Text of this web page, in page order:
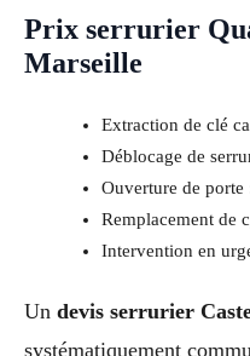
Prix serrurier
Marseille
Extraction de clé
Déblocage de
Ouverture de
Remplacement de
Intervention en
Un devis serrurier
systématiquement